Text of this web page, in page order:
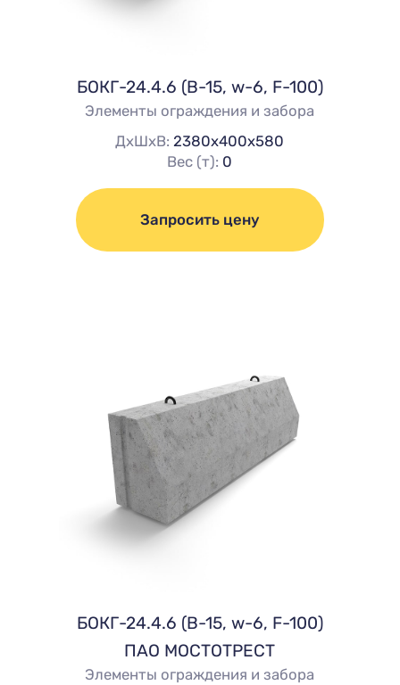
БОКГ-24.4.6 (В-15, w-6, F-100)
Элементы ограждения и забора
ДхШхВ: 2380х400х580
Вес (т): 0
Запросить цену
БОКГ-24.4.6 (В-15, w-6, F-100)
ПАО МОСТОТРЕСТ
Элементы ограждения и забора